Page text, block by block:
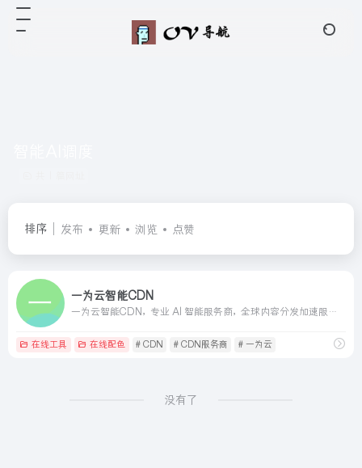
排序 发布 更新 浏览 点赞
一为云智能CDN
一为云智能CDN，专业 AI 智能服务商，全球内容分发加速服务平台，助力于站长加速孵化内容，立志成为国内优质的CDN服务商。
在线工具 在线配色 # CDN # CDN服务商 # 一为云
没有了